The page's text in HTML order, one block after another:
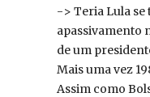
-> Teria Lula
apassivamento
de um
Mais uma vez
Assim como